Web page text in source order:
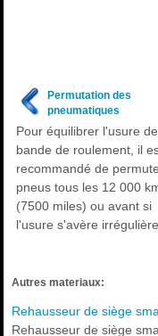
Permutation des
pneumatiques
Pour équilibrer l'usure
bande de roulement, il
recommandé de
pneus tous les 12 000
(7500 miles) ou avant si
l'usure s'avère irrégulière
Autres materiaux:
Rehausseur de siège
Rehausseur de siège